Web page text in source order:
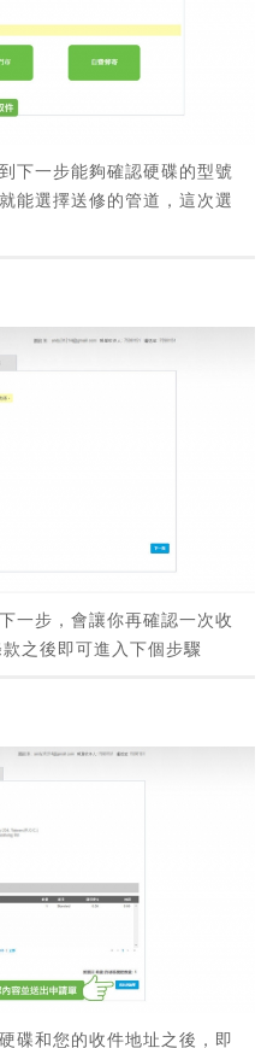
下一步能夠確認硬碟的型號
能選擇送修的管道，這次選
一步，會讓你再確認一次收
之後即可進入下個步驟
碟和您的收件地址之後，即